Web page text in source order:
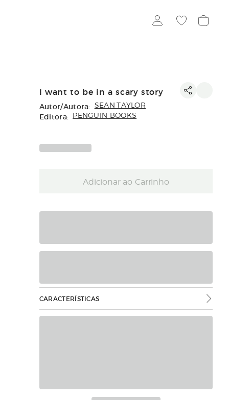
I want to be in a scary story
Autor/Autora: SEAN TAYLOR
Editora: PENGUIN BOOKS
Adicionar ao Carrinho
CARACTERÍSTICAS